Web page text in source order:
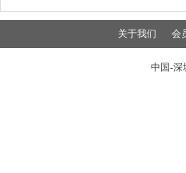
关于我们 会
中国-深